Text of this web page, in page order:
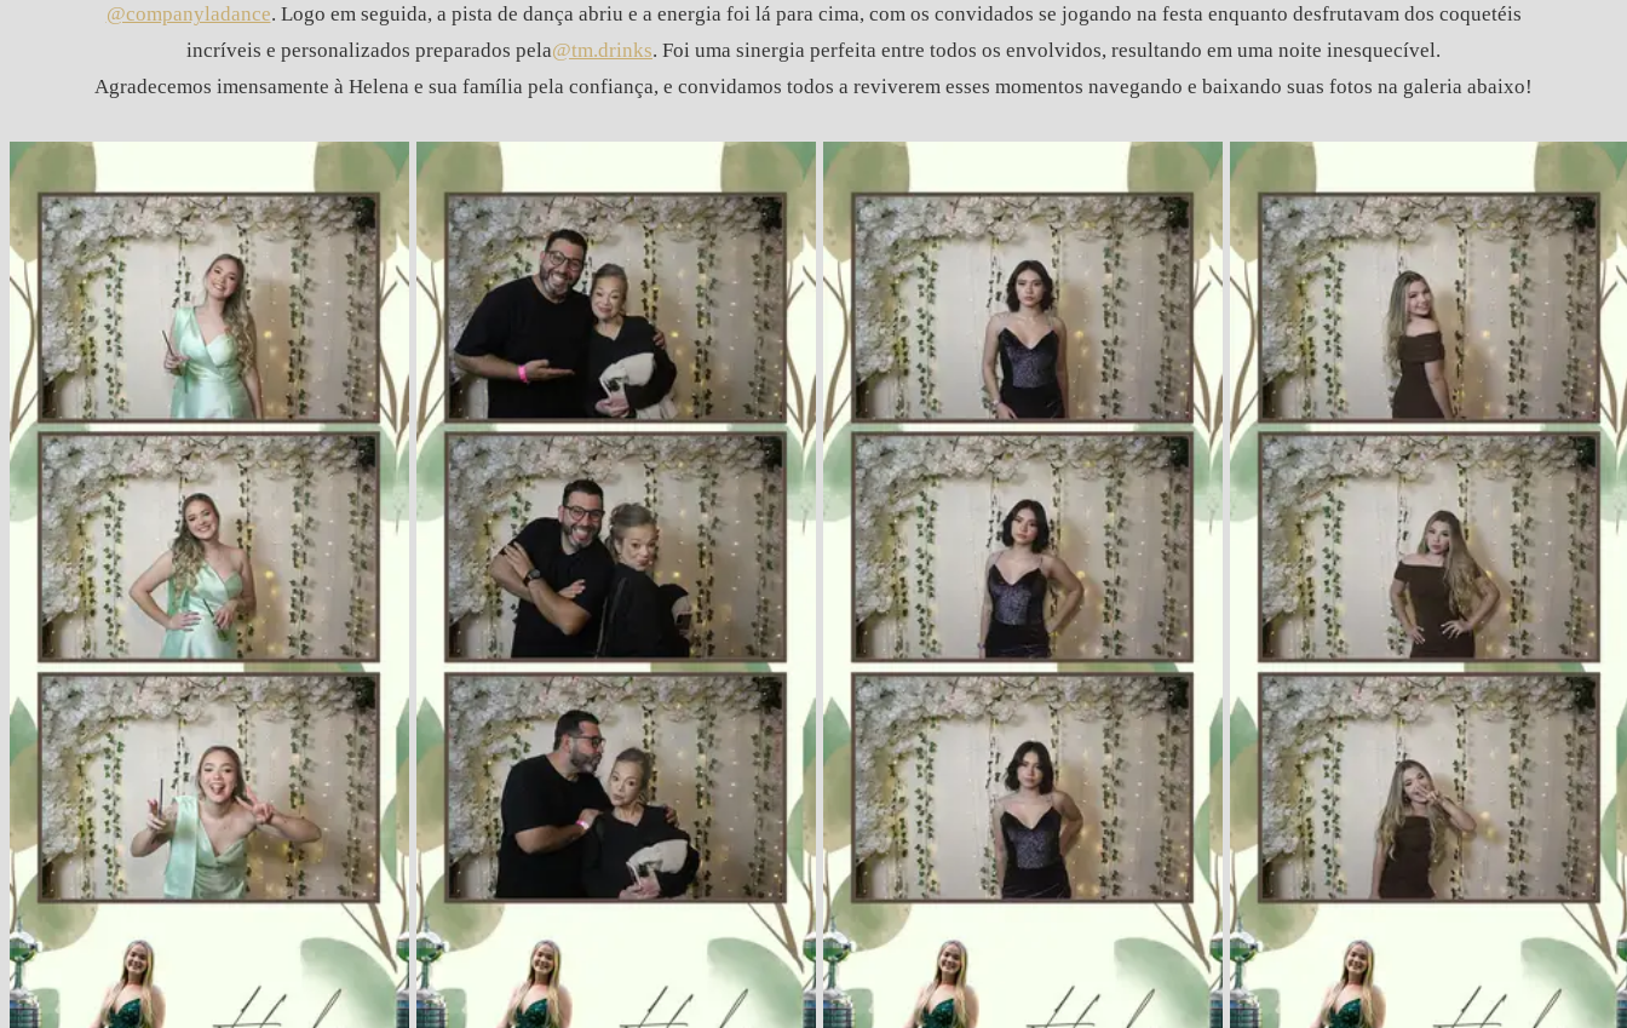
@companyladance. Logo em seguida, a pista de dança abriu e a energia foi lá para cima, com os convidados se jogando na festa enquanto desfrutavam dos coquetéis
incríveis e personalizados preparados pela@tm.drinks. Foi uma sinergia perfeita entre todos os envolvidos, resultando em uma noite inesquecível.
Agradecemos imensamente à Helena e sua família pela confiança, e convidamos todos a reviverem esses momentos navegando e baixando suas fotos na galeria abaixo!